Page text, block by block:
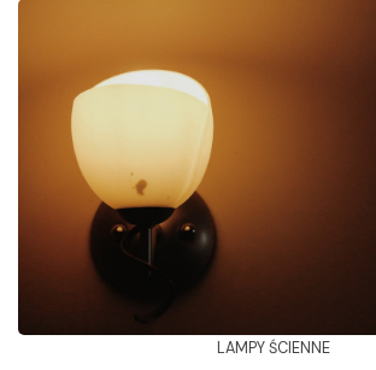
LAMPY ŚCIENNE